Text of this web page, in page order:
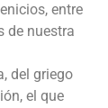
entre
de nuestra
del griego
el que